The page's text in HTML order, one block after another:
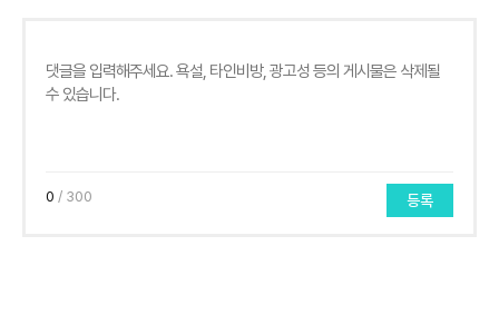
0 / 300 등록